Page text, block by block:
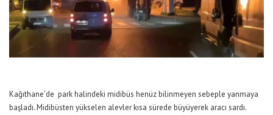
Kağıthane’de park halindeki midibüs henüz bilinmeyen sebeple yanmaya
başladı. Midibüsten yükselen alevler kısa sürede büyüyerek aracı sardı.